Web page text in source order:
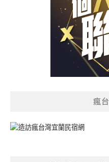
瘋